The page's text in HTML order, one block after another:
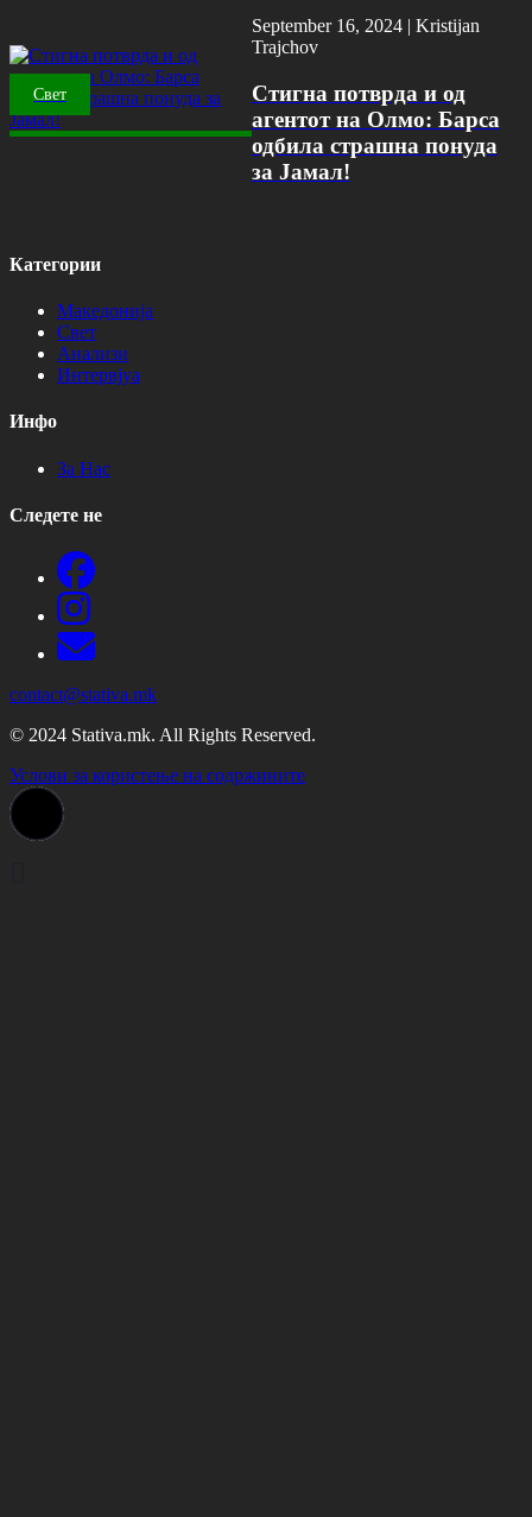
Свет
September 16, 2024 | Kristijan
Trajchov
Стигна потврда и од
агентот на Олмо: Барса
одбила страшна понуда
за Јамал!
Категории
Македонија
Свет
Анализи
Интервјуа
Инфо
За Нас
Следете не
contact@stativa.mk
© 2024 Stativa.mk. All Rights Reserved.
Услови за користење на содржините